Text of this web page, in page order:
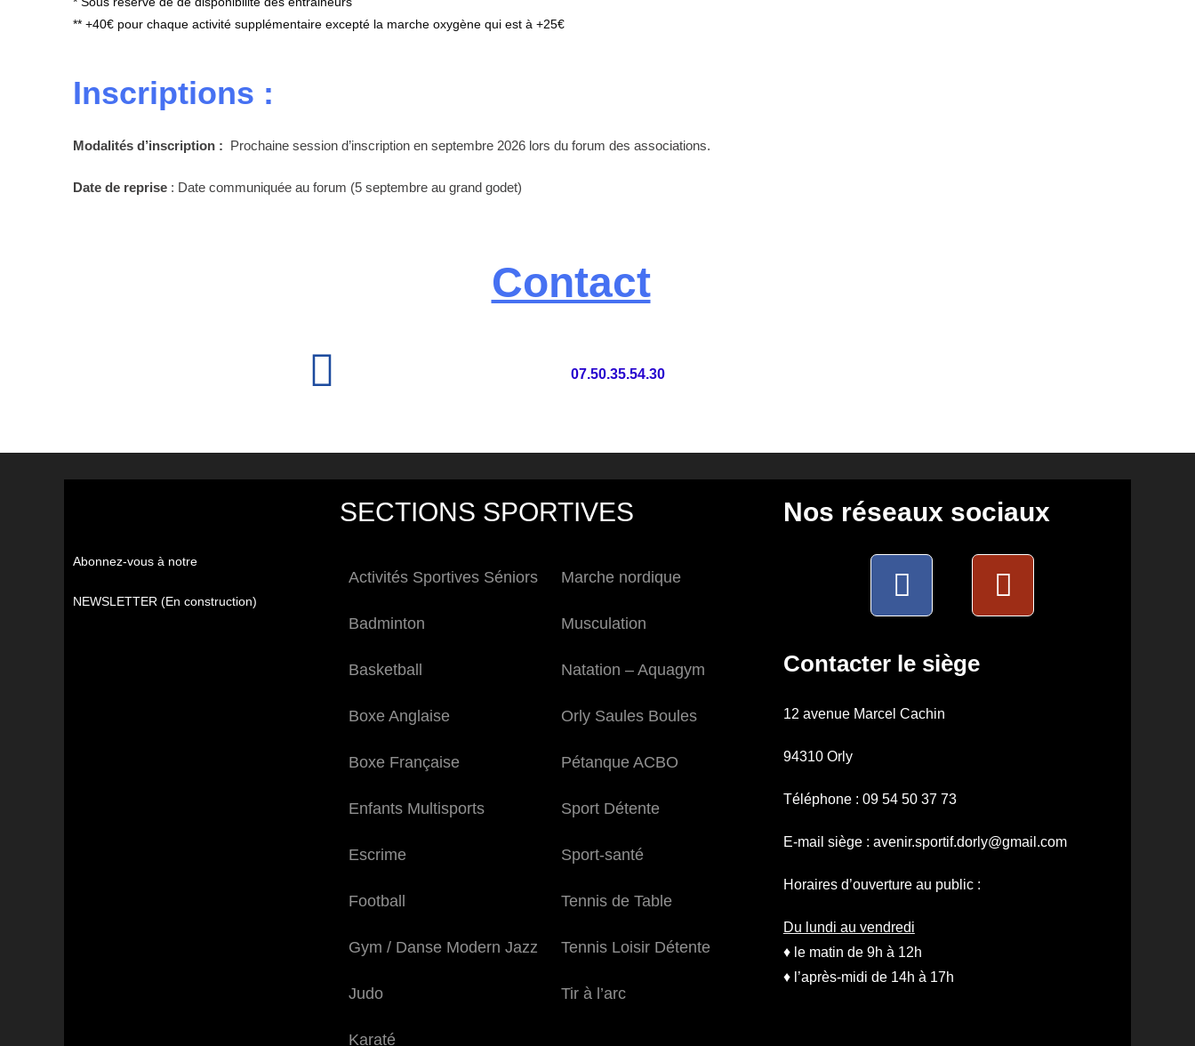
** +40€ pour chaque activité supplémentaire excepté la marche oxygène qui est à +25€
Inscriptions :
Modalités d’inscription : Prochaine session d’inscription en septembre 2026 lors du forum des associations.
Date de reprise : Date communiquée au forum (5 septembre au grand godet)
Contact
07.50.35.54.30
Abonnez-vous à notre
NEWSLETTER (En construction)
SECTIONS SPORTIVES
Activités Sportives Séniors
Badminton
Basketball
Boxe Anglaise
Boxe Française
Enfants Multisports
Escrime
Football
Gym / Danse Modern Jazz
Judo
Karaté
Marche nordique
Musculation
Natation – Aquagym
Orly Saules Boules
Pétanque ACBO
Sport Détente
Sport-santé
Tennis de Table
Tennis Loisir Détente
Tir à l’arc
Nos réseaux sociaux
Contacter le siège
12 avenue Marcel Cachin
94310 Orly
Téléphone : 09 54 50 37 73
E-mail siège : avenir.sportif.dorly@gmail.com
Horaires d’ouverture au public :
Du lundi au vendredi
♦ le matin de 9h à 12h
♦ l’après-midi de 14h à 17h